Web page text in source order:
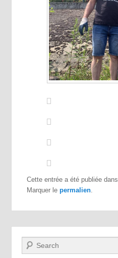
Cette entrée a été publiée
Marquer lepermalien
Recherche